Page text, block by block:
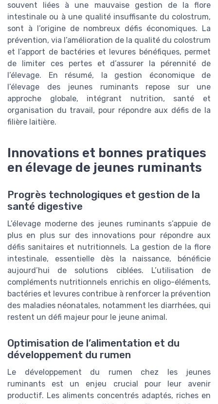
souvent liées à une mauvaise gestion de la flore
intestinale ou à une qualité insuffisante du colostrum,
sont à l’origine de nombreux défis économiques. La
prévention, via l’amélioration de la qualité du colostrum
et l’apport de bactéries et levures bénéfiques, permet
de limiter ces pertes et d’assurer la pérennité de
l’élevage. En résumé, la gestion économique de
l’élevage des jeunes ruminants repose sur une
approche globale, intégrant nutrition, santé et
organisation du travail, pour répondre aux défis de la
filière laitière.
Innovations et bonnes pratiques
en élevage de jeunes ruminants
Progrès technologiques et gestion de la
santé digestive
L’élevage moderne des jeunes ruminants s’appuie de
plus en plus sur des innovations pour répondre aux
défis sanitaires et nutritionnels. La gestion de la flore
intestinale, essentielle dès la naissance, bénéficie
aujourd’hui de solutions ciblées. L’utilisation de
compléments nutritionnels enrichis en oligo-éléments,
bactéries et levures contribue à renforcer la prévention
des maladies néonatales, notamment les diarrhées, qui
restent un défi majeur pour le jeune animal.
Optimisation de l’alimentation et du
développement du rumen
Le développement du rumen chez les jeunes
ruminants est un enjeu crucial pour leur avenir
productif. Les aliments concentrés adaptés, riches en